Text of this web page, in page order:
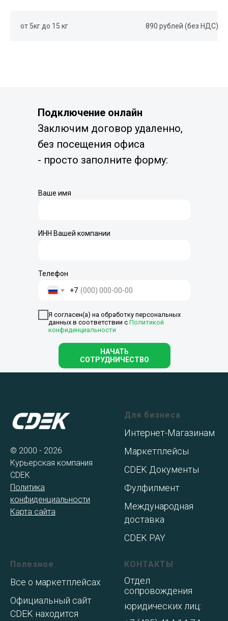
от 5кг до 15 кг 890 рублей (без НДС).
Подключение онлайн
Заключим договор удаленно,
без посещения офиса
- просто заполните форму:
Ваше имя
ИНН Вашей компании
Телефон
+7
Я согласен(а) на обработку персональных
данных в соответствии с Политикой
конфиденциальности
НАЧАТЬ
СОТРУДНИЧЕСТВО
© 2000 - 2026
Курьерская компания
CDEK
Политика
конфиденциальности
Карта сайта
Для бизнеса
Интернет-Магазинам
Маркетплейсы
CDEK Документы
Фулфилмент
Международная
доставка
CDEK PAY
Полезное
Все о маркетплейсах
Официальный сайт
CDEK находится
КОНТАКТЫ
Отдел
сопровождения
юридических лиц: